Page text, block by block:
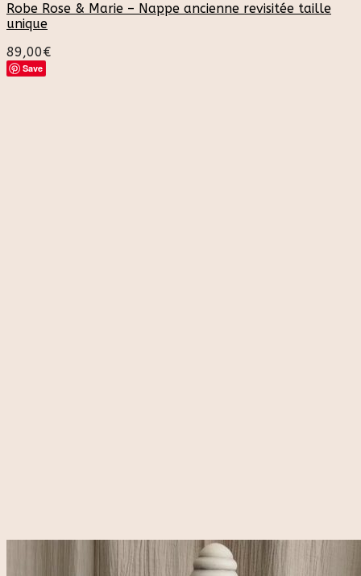
Robe Rose & Marie – Nappe ancienne revisitée taille
unique
89,00€
Save